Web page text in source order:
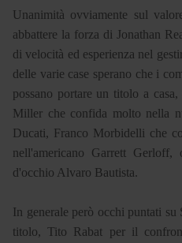
Unanimità ovviamente sul
abbattere la forza di Jonathan
di velocità ed esperienza nel
delle varie case sperano che i
possano portare un titolo a
Miller che confida molto nella
Ducati, Franco Morbidelli che
nell'americano Garrett
d'occhio Alvaro Bautista.
In generale però occhi puntati
titolo, Tito Rabat per il